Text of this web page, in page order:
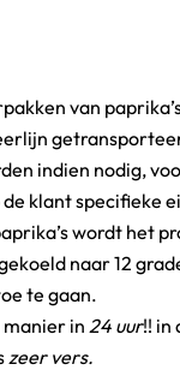
van
indien nodig,
klant specifieke
wordt het
naar 12
te gaan.
manier in 24 uur!! in
zeer vers.